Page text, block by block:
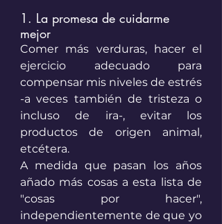
1. La promesa de cuidarme
mejor
Comer más verduras, hacer el
ejercicio adecuado para
compensar mis niveles de estrés
-a veces también de tristeza o
incluso de ira-, evitar los
productos de origen animal,
etcétera.
A medida que pasan los años
añado más cosas a esta lista de
"cosas por hacer",
independientemente de que yo